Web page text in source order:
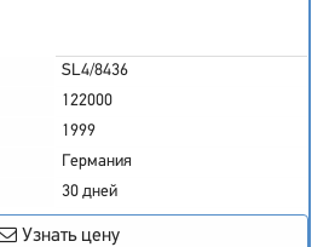
SL4/8436
122000
1999
Германия
30 дней
Узнать цену